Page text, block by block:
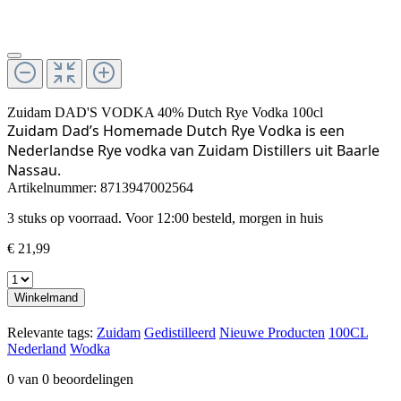
Zuidam DAD'S VODKA 40% Dutch Rye Vodka 100cl
Zuidam Dad’s Homemade Dutch Rye Vodka is een
Nederlandse Rye vodka van Zuidam Distillers uit Baarle
Nassau.
Artikelnummer: 8713947002564
3 stuks op voorraad. Voor 12:00 besteld, morgen in huis
€ 21,99
Winkelmand
Relevante tags: Zuidam Gedistilleerd Nieuwe Producten 100CL
Nederland Wodka
0 van 0 beoordelingen